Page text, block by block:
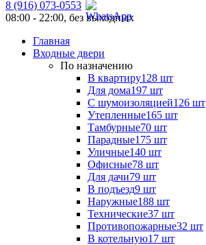
8 (916) 073-0553
08:00 - 22:00, без выходных
Главная
Входные двери
По назначению
В квартиру128 шт
Для дома197 шт
С шумоизоляцией126 шт
Утепленные165 шт
Тамбурные70 шт
Парадные175 шт
Уличные140 шт
Офисные78 шт
Для дачи79 шт
В подъезд9 шт
Наружные188 шт
Технические37 шт
Противопожарные32 шт
В котельную17 шт